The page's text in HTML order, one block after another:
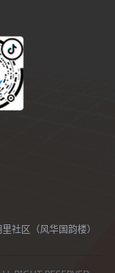
社区（风华国韵楼）